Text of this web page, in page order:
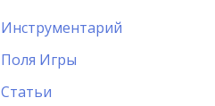
Инструментарий
Поля Игры
Статьи